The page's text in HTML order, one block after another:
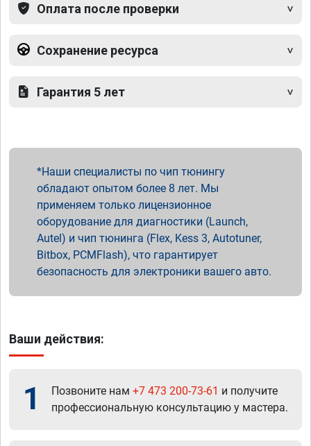
Оплата после проверки
Сохранение ресурса
Гарантия 5 лет
Наши специалисты по чип тюнингу
обладают опытом более 8 лет. Мы
применяем только лицензионное
оборудование для диагностики (Launch,
Autel) и чип тюнинга (Flex, Kess 3, Autotuner,
Bitbox, PCMFlash), что гарантирует
безопасность для электроники вашего авто.
Ваши действия:
1 Позвоните нам +7 473 200-73-61 и получите
профессиональную консультацию у мастера.